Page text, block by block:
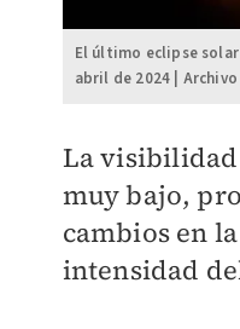
El último eclipse
abril de 2024 | Archivo
La
muy bajo,
cambios en
intensidad